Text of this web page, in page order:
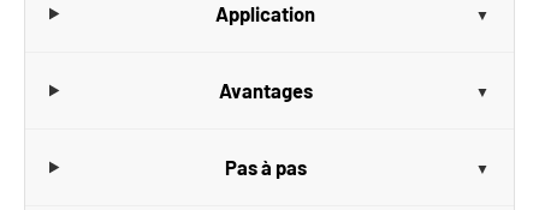
Application
Avantages
Pas à pas